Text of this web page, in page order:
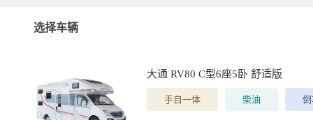
选择车辆
大通 RV80 C型6座5卧 舒适版
手自一体 柴油